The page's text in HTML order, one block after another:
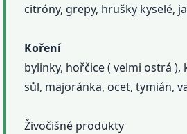
citróny, grepy, hrušky kyselé,
Koření
bylinky, hořčice ( velmi ostrá ),
sůl, majoránka, ocet, tymián,
Živočišné produkty